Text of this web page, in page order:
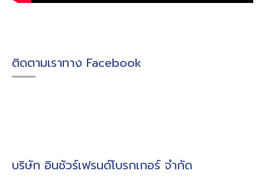
ติดตามเราทาง Facebook
บริษัท อินชัวร์เฟรนด์โบรกเกอร์ จำกัด